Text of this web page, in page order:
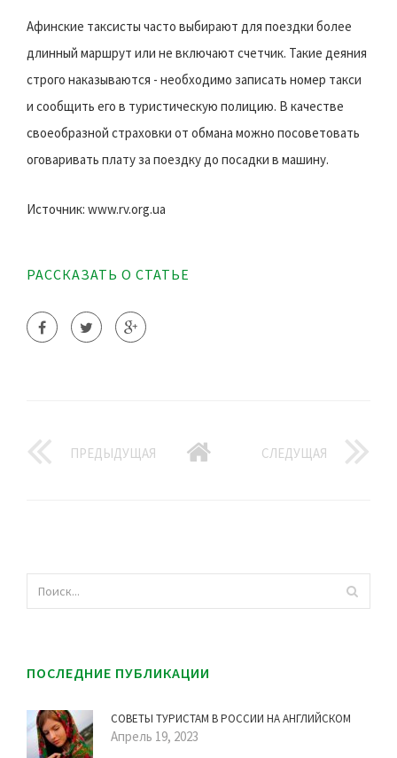
Афинские таксисты часто выбирают для поездки более
длинный маршрут или не включают счетчик. Такие деяния
строго наказываются - необходимо записать номер такси
и сообщить его в туристическую полицию. В качестве
своеобразной страховки от обмана можно посоветовать
оговаривать плату за поездку до посадки в машину.
Источник: www.rv.org.ua
РАССКАЗАТЬ О СТАТЬЕ
ПРЕДЫДУЩАЯ СЛЕДУЩАЯ
ПОСЛЕДНИЕ ПУБЛИКАЦИИ
СОВЕТЫ ТУРИСТАМ В РОССИИ НА АНГЛИЙСКОМ
Апрель 19, 2023